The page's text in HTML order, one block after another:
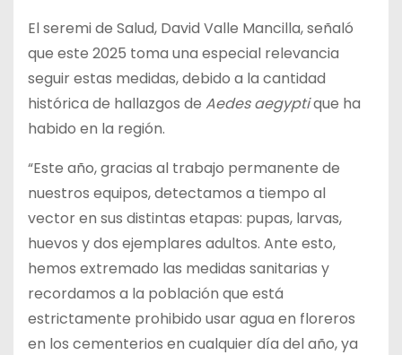
El seremi de Salud, David Valle Mancilla, señaló
que este 2025 toma una especial relevancia
seguir estas medidas, debido a la cantidad
histórica de hallazgos de Aedes aegyptique ha
habido en la región.
“Este año, gracias al trabajo permanente de
nuestros equipos, detectamos a tiempo al
vector en sus distintas etapas: pupas, larvas,
huevos y dos ejemplares adultos. Ante esto,
hemos extremado las medidas sanitarias y
recordamos a la población que está
estrictamente prohibido usar agua en floreros
en los cementerios en cualquier día del año, ya